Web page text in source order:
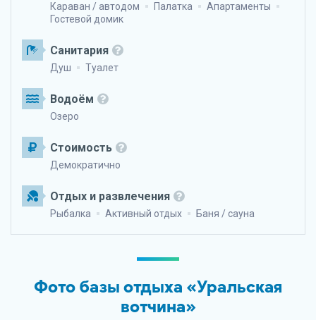
Караван / автодом Палатка
Апартаменты
Гостевой домик
Санитария
Душ Туалет
Водоём
Озеро
Стоимость
Демократично
Отдых и развлечения
Рыбалка Активный отдых Баня / сауна
Фото базы отдыха «Уральская
вотчина»